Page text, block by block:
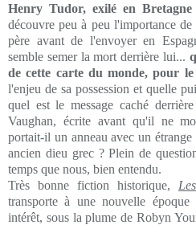
Henry Tudor, exilé en Bretagne
découvre peu à peu l'importance
père avant de l'envoyer en
semble semer la mort derrière lui...
de cette carte du monde, pour le
l'enjeu de sa possession et quelle
quel est le message caché
Vaughan, écrite avant qu'il ne
portait-il un anneau avec un
ancien dieu grec ? Plein de
temps que nous, bien entendu.
Très bonne fiction historique,
transporte à une nouvelle
intérêt, sous la plume de Robyn